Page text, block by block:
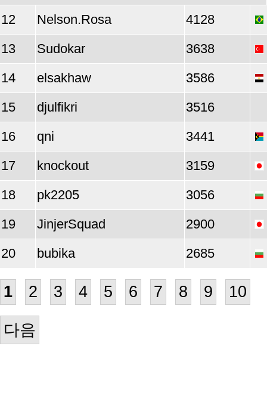
12 Nelson.Rosa
4128
13
Sudokar
3638
14
elsakhaw
3586
15
djulfikri
3516
16
qni
3441
17
knockout
3159
18
pk2205
3056
19
JinjerSquad
2900
20
bubika 2685
1 2 3 4 5 6 7 8 9 10
다음